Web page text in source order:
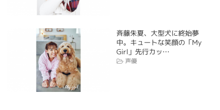
斉藤朱夏、大型犬に終始夢
中。キュートな笑顔の「My
Girl」先行カッ…
声優